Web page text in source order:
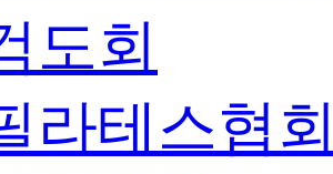
도회
라테스협